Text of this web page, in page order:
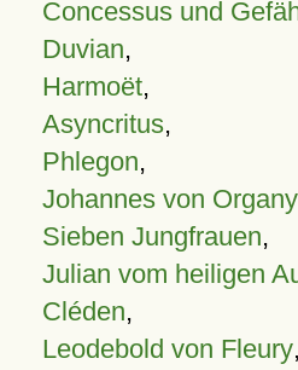
Concessus und
Duvian,
Harmoët,
Asyncritus,
Phlegon,
Johannes von
Sieben Jungfrauen,
Julian vom heiligen
Cléden,
Leodebold von Fleury,